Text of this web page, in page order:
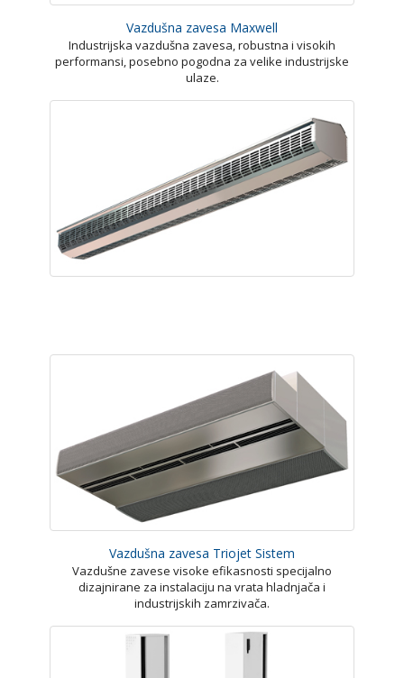
Vazdušna zavesa Maxwell
Industrijska vazdušna zavesa, robustna i visokih
performansi, posebno pogodna za velike industrijske
ulaze.
Vazdušna zavesa Triojet Sistem
Vazdušne zavese visoke efikasnosti specijalno
dizajnirane za instalaciju na vrata hladnjača i
industrijskih zamrzivača.